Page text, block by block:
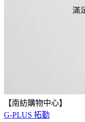
【南紡購物中心】
G-PLUS 拓勤